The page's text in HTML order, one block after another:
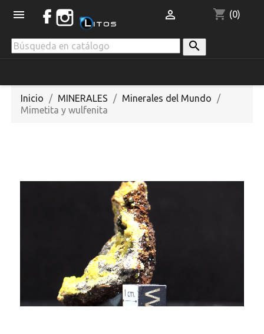
 shopping_cart (0)


Inicio MINERALES
Minerales del Mundo
Mimetita y wulfenita